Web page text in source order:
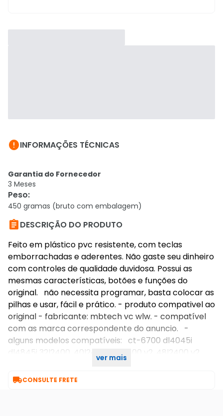
INFORMAÇÕES TÉCNICAS
Garantia do Fornecedor
3 Meses
Peso:
450 gramas (bruto com embalagem)
DESCRIÇÃO DO PRODUTO
Feito em plástico pvc resistente, com teclas
emborrachadas e aderentes. Não gaste seu dinheiro
com controles de qualidade duvidosa. Possui as
mesmas características, botões e funções do
original. não necessita programar, basta colocar as
pilhas e usar, fácil e prático. - produto compativel ao
original - fabricante: mbtech vc wlw. - compatível
com as marca correspondente do anuncio. -
alguns modelos compatíveis: ct-6700 dl4045i
dl4845i 32l2400, 40l2400, 48l2400 v2, 48l2400 v2,
ver mais
CONSULTE FRETE